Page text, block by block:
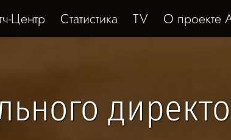
Центр Статистика TV О проекте